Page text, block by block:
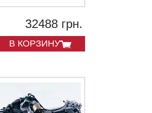
32488 грн.
В КОРЗИНУ